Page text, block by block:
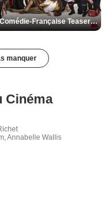
De la Comédie-Française Teaser VF
manquer
Cinéma
Annabelle Wallis